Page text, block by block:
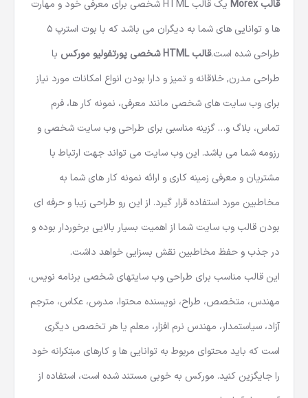
قالب Morex یک قالب HTML شخصی
برای معرفی خود و مهارت
ها و توانایی های شما به دیگران می باشد که با بوت استرپ 5
طراحی شده است.قالب HTMLشخصی پورتفولیو مورکس با
طراحی مدرن, خلاقانه و تمیز و دارا بودن انواع امکانات مورد نیاز
برای وب سایت های شخصی مانند معرفی، نمونه کار ها، فرم
تماس، بلاگ و… گزینه مناسبی برای طراحی وب سایت شخصی و
رزومه شما می باشد. این وب سایت می تواند جهت ارتباط با
مشتریان و معرفی زمینه کاری و ارائه نمونه کار های شما به
مخاطبین مورد استفاده قرار گیرد. از این رو طراحی زیبا و حرفه ای
بودن قالب وب سایت شما از اهمیت بسیار بالایی برخوردار بوده و
در جذب و حفظ مخاطبین نقش بسزایی خواهد داشت.
این قالب مناسب برای طراحی وب سایتهای شخصی برنامه نویس،
مهندس، متخصص، طراح، نویسنده محتوا، مدرس، عکاس، مترجم
آزاد، سیاستمدار، مهندس نرم افزار، معلم یا هر تخصص دیگری
است که باید محتوای مربوط به توانایی ها و کارهای مبتکرانه خود
را جایگزین کنید. مورکس به خوبی مستند شده است، استفاده از